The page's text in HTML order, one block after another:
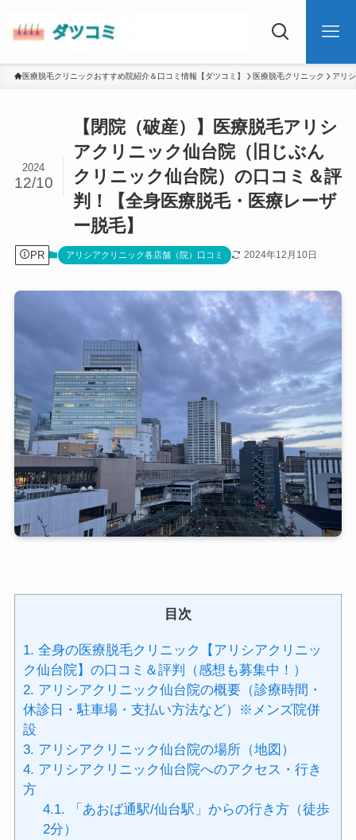
医療脱毛クリニックおすすめ院紹介＆口コミ情報【ダツコミ】 医療脱毛クリニック アリ
【閉院（破産）】医療脱毛アリシ
アクリニック仙台院（旧じぶん
クリニック仙台院）の口コミ＆評
判！【全身医療脱毛・医療レーザ
ー脱毛】
2024
12/10
PR アリシアクリニック各店舗（院）口コミ 2024年12月10日
目次
1. 全身の医療脱毛クリニック【アリシアクリニッ
ク仙台院】の口コミ＆評判（感想も募集中！）
2. アリシアクリニック仙台院の概要（診療時間・
休診日・駐車場・支払い方法など）※メンズ院併
設
3. アリシアクリニック仙台院の場所（地図）
4. アリシアクリニック仙台院へのアクセス・行き
方
4.1. 「あおば通駅/仙台駅」からの行き方（徒歩
2分）